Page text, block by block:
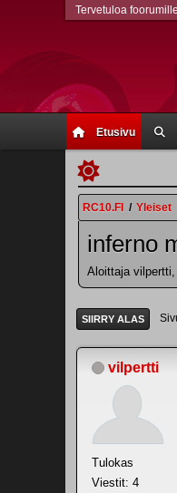
Etusivu
Tervetuloa foorumille
RC10.FI / Yleiset
inferno
Aloittaja
SIIRRY ALAS
vilpertti
Tulokas
Viestit: 4